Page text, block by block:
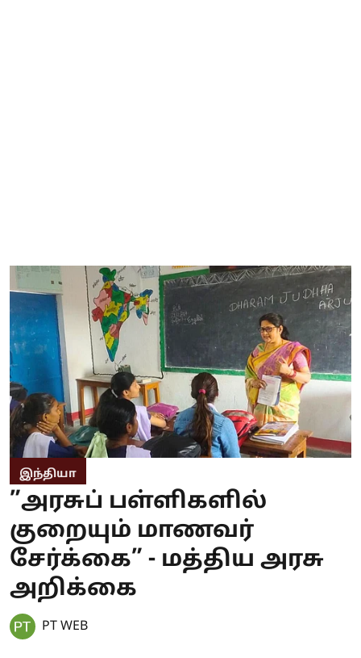
இந்தியா
”அரசுப் பள்ளிகளில்
குறையும் மாணவர்
சேர்க்கை” - மத்திய அரசு
அறிக்கை
PT WEB